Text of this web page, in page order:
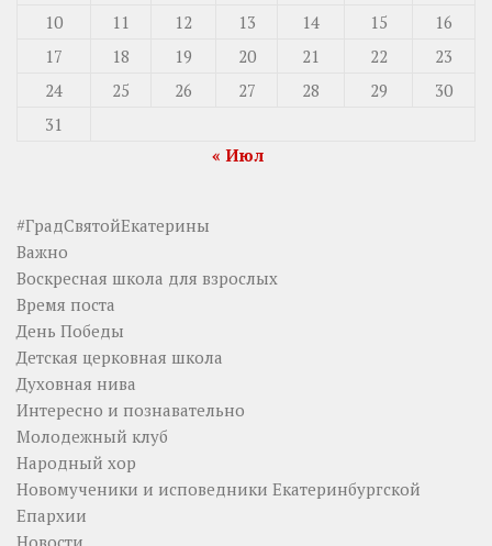
10
11 12 13 14 15
16
17
18 19 20 21 22
23
24
25 26 27 28 29
30
31
« Июл
#ГрадСвятойЕкатерины
Важно
Воскресная школа для взрослых
Время поста
День Победы
Детская церковная школа
Духовная нива
Интересно и познавательно
Молодежный клуб
Народный хор
Новомученики и исповедники Екатеринбургской
Епархии
Новости